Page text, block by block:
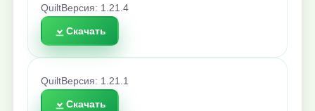
QuiltВерсия: 1.21.4
Скачать
QuiltВерсия: 1.21.1
Скачать